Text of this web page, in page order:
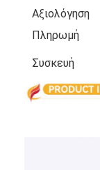
Καλλυντικό
Κουτί
τσάντες
Αξιολόγηση
Πληρωμή
Συσκευή